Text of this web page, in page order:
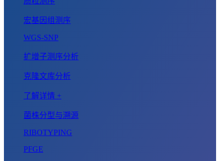
宏基因组测序
WGS-SNP
扩增子测序分析
克隆文库分析
了解详情 +
菌株分型与溯源
RIBOTYPING
PFGE